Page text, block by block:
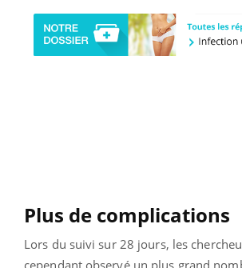
Plus de complications
Lors du suivi sur 28 jours, les
cependant observé un plus grand